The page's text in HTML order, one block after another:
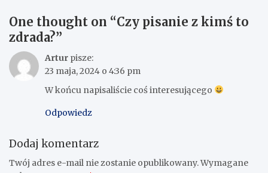
One thought on “Czy pisanie z kimś to
zdrada?”
Artur pisze:
23 maja, 2024 o 4:36 pm
W końcu napisaliście coś interesującego
Odpowiedz
Dodaj komentarz
Twój adres e-mail nie zostanie opublikowany.Wymagane